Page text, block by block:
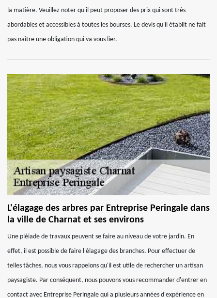
la matière. Veuillez noter qu'il peut proposer des prix qui sont très
abordables et accessibles à toutes les bourses. Le devis qu'il établit ne fait
pas naître une obligation qui va vous lier.
L'élagage des arbres par Entreprise Peringale dans
la ville de Charnat et ses environs
Une pléiade de travaux peuvent se faire au niveau de votre jardin. En
effet, il est possible de faire l'élagage des branches. Pour effectuer de
telles tâches, nous vous rappelons qu'il est utile de rechercher un artisan
paysagiste. Par conséquent, nous pouvons vous recommander d'entrer en
contact avec Entreprise Peringale qui a plusieurs années d'expérience en